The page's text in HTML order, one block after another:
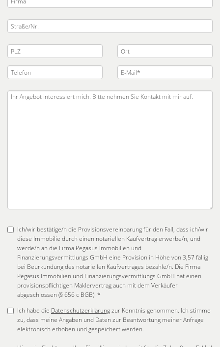
Ich/wir bestätige/n die Provisionsvereinbarung für den Fall, dass ich/wir
diese Immobilie durch einen notariellen Kaufvertrag erwerbe/n, und
werde/n an die Firma Pegasus Immobilien und
Finanzierungsvermittlungs GmbH eine Provision in Höhe von 3,57 fällig
bei Beurkundung des notariellen Kaufvertrages bezahle/n. Die Firma
Pegasus Immobilien und Finanzierungsvermittlungs GmbH hat einen
provisionspflichtigen Maklervertrag auch mit dem Verkäufer
abgeschlossen (§ 656 c BGB). *
Ich habe die Datenschutzerklärungzur Kenntnis genommen. Ich stimme
zu, dass meine Angaben und Daten zur Beantwortung meiner Anfrage
elektronisch erhoben und gespeichert werden.